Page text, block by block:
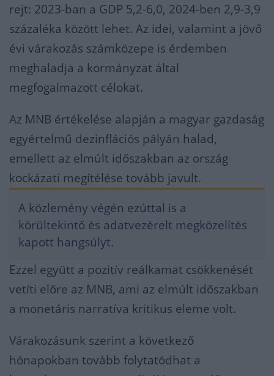
rejt: 2023-ban a GDP 5,2-6,0, 2024-ben 2,9-3,9
százaléka között lehet. Az idei, valamint a jövő
évi várakozás számközepe is érdemben
meghaladja a kormányzat által
megfogalmazott célokat.
Az MNB értékelése alapján a magyar gazdaság
egyértelmű dezinflációs pályán halad,
emellett az elmúlt időszakban az ország
kockázati megítélése tovább javult.
A közlemény végén ezúttal is a
körültekintő és adatvezérelt megközelítés
kapott hangsúlyt.
Ezzel együtt a pozitív reálkamat csökkenését
vetíti előre az MNB, ami az elmúlt időszakban
a monetáris narratíva kritikus eleme volt.
Várakozásunk szerint a következő
hónapokban tovább folytatódhat a